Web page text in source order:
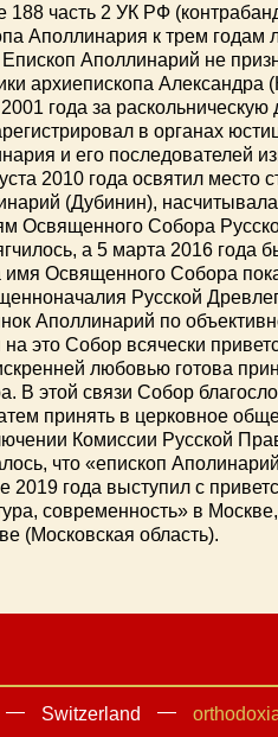
часть 2 УК РФ
Аполлинария к трем годам
Аполлинарий не
архиепископа Александра
года за
в органах
и его последователей
2010 года освятил место
(Дубинин),
Освященного Собора
а 5 марта 2016
Освященного Собора
Русской
Аполлинарий по
это Собор всячески
любовью готова
В этой связи Собор
принять в церковное
Комиссии Русской
что «епископ
года выступил с
современность» в
(Московская область).
Switzerland